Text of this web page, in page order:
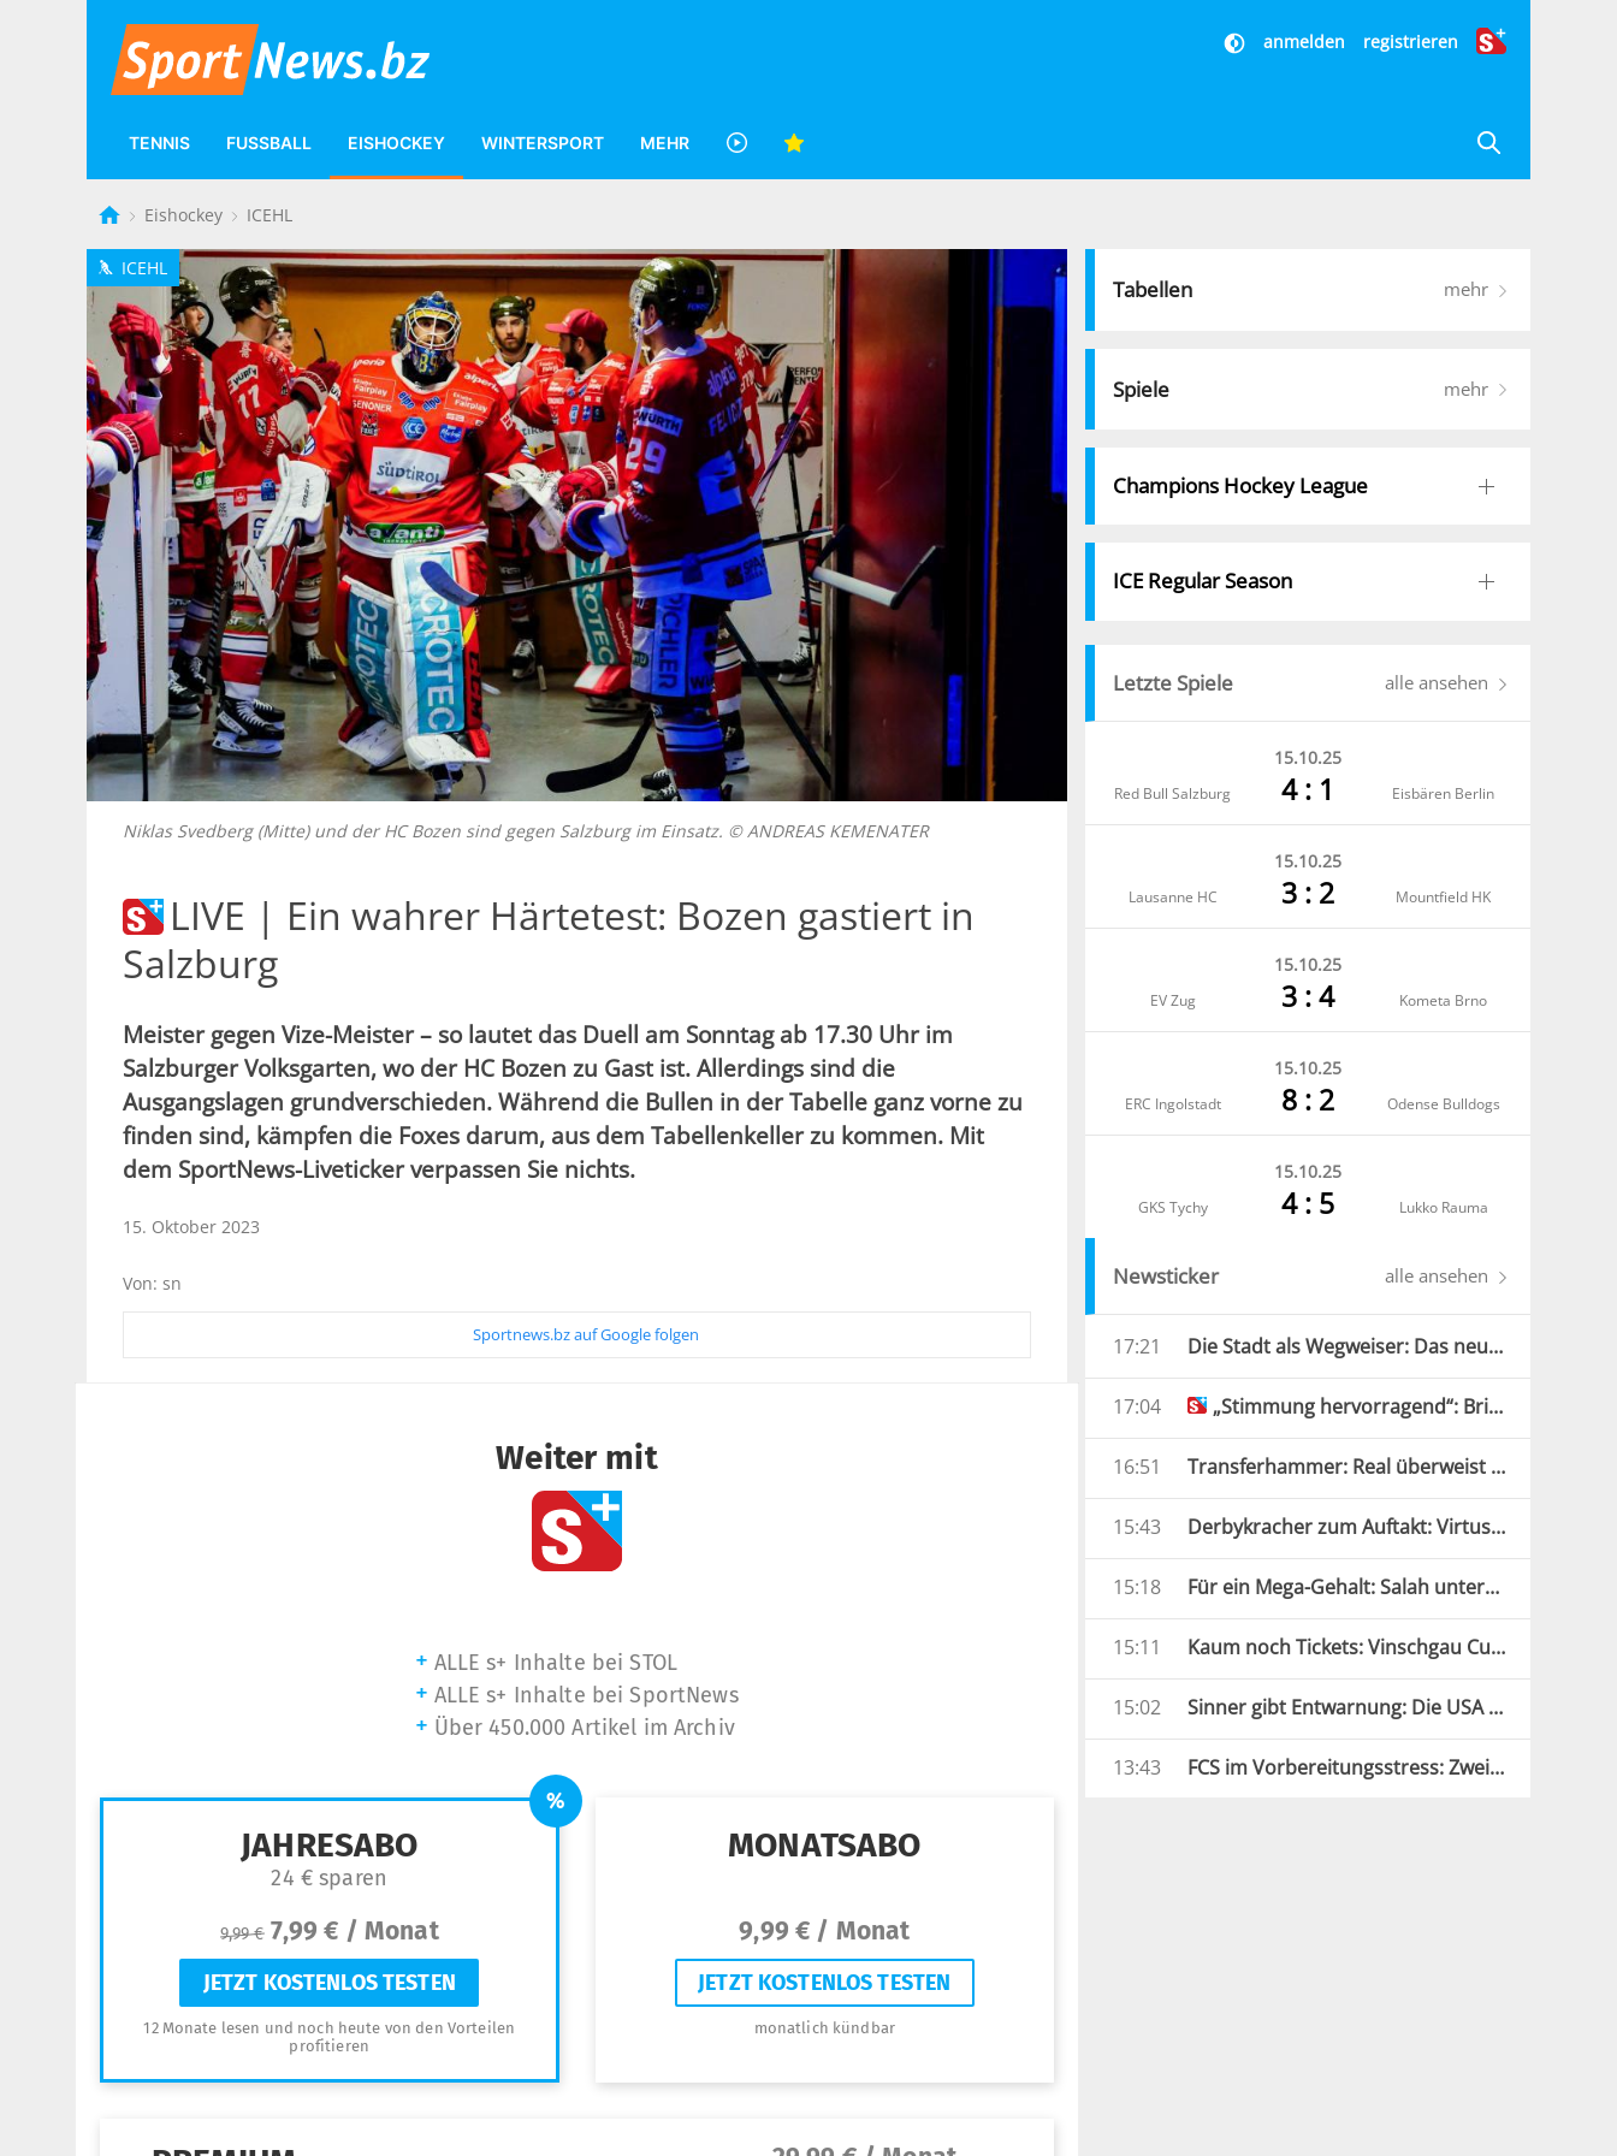
anmelden registrieren
TENNIS FUSSBALL EISHOCKEY WINTERSPORT MEHR
Eishockey ICEHL
h ICEHL
Niklas Svedberg (Mitte) und der HC Bozen sind gegen Salzburg im Einsatz. © ANDREAS KEMENATER
LIVE | Ein wahrer Härtetest: Bozen gastiert in
Salzburg
Meister gegen Vize-Meister – so lautet das Duell am Sonntag ab 17.30 Uhr im
Salzburger Volksgarten, wo der HC Bozen zu Gast ist. Allerdings sind die
Ausgangslagen grundverschieden. Während die Bullen in der Tabelle ganz vorne zu
finden sind, kämpfen die Foxes darum, aus dem Tabellenkeller zu kommen. Mit
dem SportNews-Liveticker verpassen Sie nichts.
15. Oktober 2023
Von: sn
Sportnews.bz auf Google folgen
Tabellen mehr
Spiele mehr
Champions Hockey League
ICE Regular Season
Letzte Spiele alle ansehen
15.10.25
Red Bull Salzburg 4 : 1 Eisbären Berlin
15.10.25
Lausanne HC 3 : 2 Mountfield HK
15.10.25
EV Zug 3 : 4 Kometa Brno
15.10.25
ERC Ingolstadt 8 : 2 Odense Bulldogs
15.10.25
GKS Tychy 4 : 5 Lukko Rauma
Newsticker alle ansehen
17:21 Die Stadt als Wegweiser: Das neue FCS-Trikot
17:04 „Stimmung hervorragend“: Brixen bereit für die neue Saison
16:51 Transferhammer: Real überweist 125 Millionen Euro
15:43 Derbykracher zum Auftakt: Virtus Bozen muss nach Obermais
15:18 Für ein Mega-Gehalt: Salah unterschreibt in Türkei
15:11 Kaum noch Tickets: Vinschgau Cup als Fanmagnet
15:02 Sinner gibt Entwarnung: Die USA können kommen
13:43 FCS im Vorbereitungsstress: Zwei Tage, drei Tests